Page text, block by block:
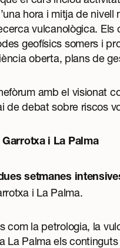
hora i mitja de
vulcanològica.
geofísics somers i
oberta, plans de
amb el visionat
de debat sobre riscos
i La Palma
setmanes
i La Palma.
com la petrologia, la
La Palma els